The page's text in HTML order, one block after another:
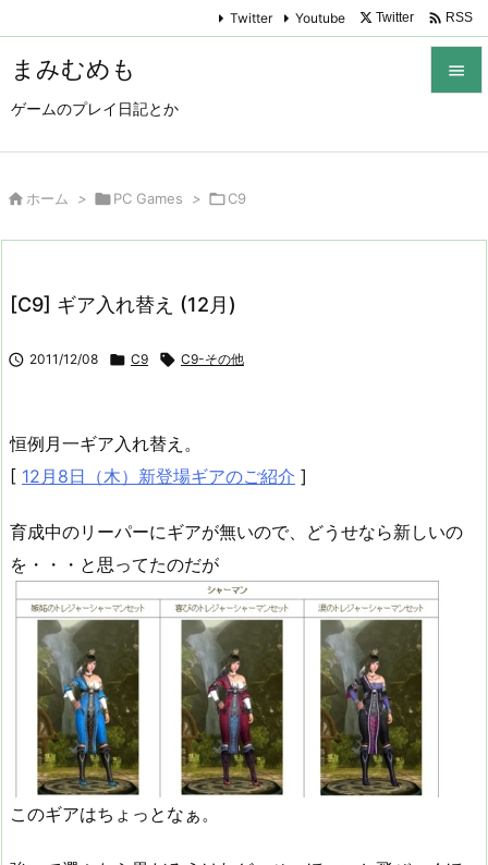
まみむめも
ゲームのプレイ日記とか

Twitter Youtube Twitter  RSS
 ホーム > PC Games > C9
[C9] ギア入れ替え (12月)
 2011/12/08  C9  C9-その他
恒例月一ギア入れ替え。
[ 12月8日（木）新登場ギアのご紹介 ]
育成中のリーパーにギアが無いので、どうせなら新しいの
を・・・と思ってたのだが
このギアはちょっとなぁ。